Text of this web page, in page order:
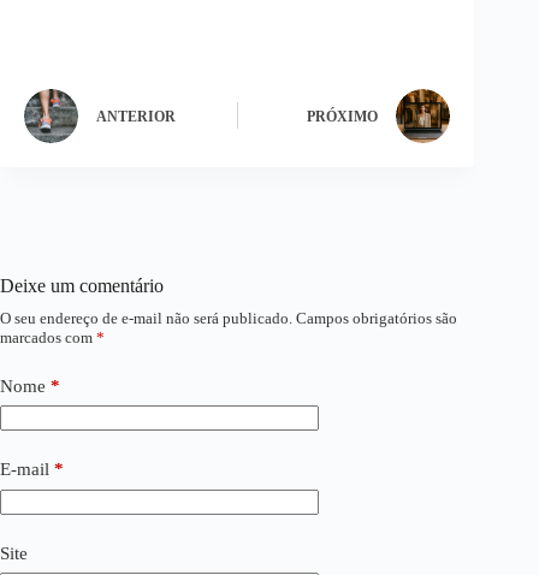
ANTERIOR PRÓXIMO
Deixe um comentário
O seu endereço de e-mail não será publicado. Campos obrigatórios são
marcados com *
Nome *
E-mail *
Site